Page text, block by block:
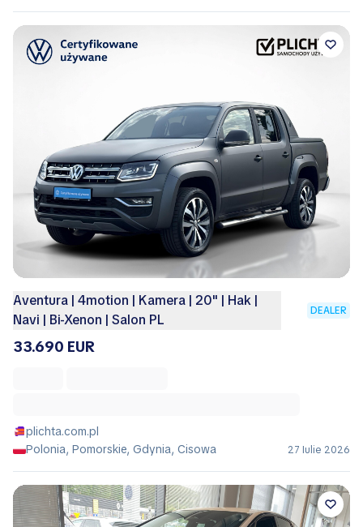
Aventura | 4motion | Kamera | 20'' | Hak |
Navi | Bi-Xenon | Salon PL
DEALER
33.690 EUR
plichta.com.pl
Polonia, Pomorskie, Gdynia, Cisowa
27 Iulie 2026